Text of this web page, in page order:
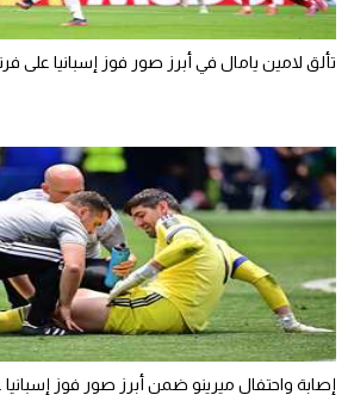
تألق لامين يامال في أبرز صور فوز إسبانيا على
إصابة واحتفال ميرينو ضمن أبرز صور فوز